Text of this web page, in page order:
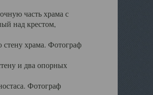
часть храма с
над крестом,
храма. Фотограф
и два опорных
Фотограф